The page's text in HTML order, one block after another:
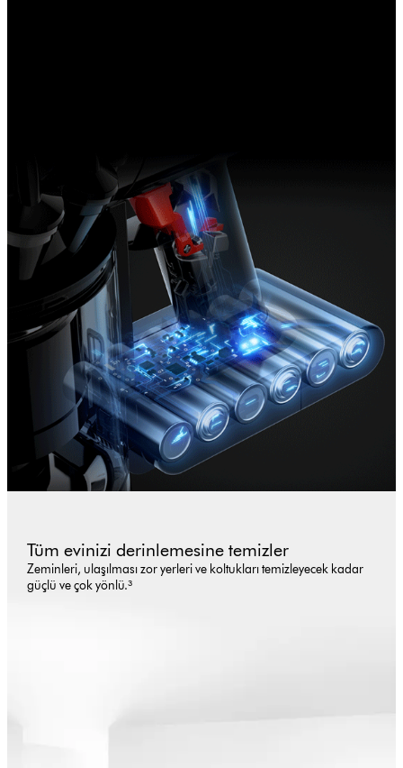
Tüm evinizi derinlemesine temizler
Zeminleri, ulaşılması zor yerleri ve koltukları temizleyecek kadar
güçlü ve çok yönlü.³